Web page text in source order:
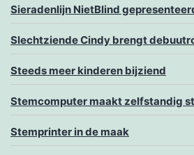
Sieradenlijn NietBlind
Slechtziende Cindy brengt
Steeds meer kinderen bijziend
Stemcomputer maakt zelfstandig
Stemprinter in de maak